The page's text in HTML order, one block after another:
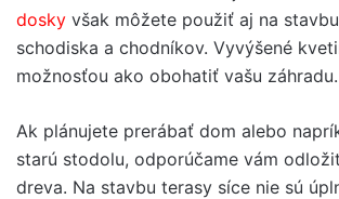
dosky však môžete použiť aj na
schodiska a chodníkov. Vyvýšené
možnosťou ako obohatiť vašu záhradu.
Ak plánujete prerábať dom alebo
starú stodolu, odporúčame vám
dreva. Na stavbu terasy síce nie sú